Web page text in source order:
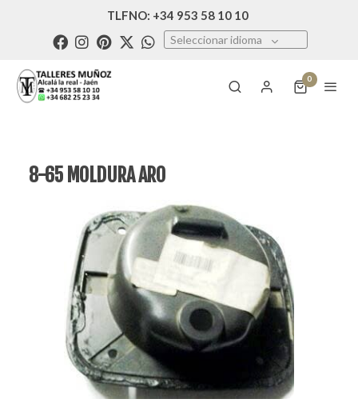
TLFNO: +34 953 58 10 10
Seleccionar idioma
0
8-65 MOLDURA ARO